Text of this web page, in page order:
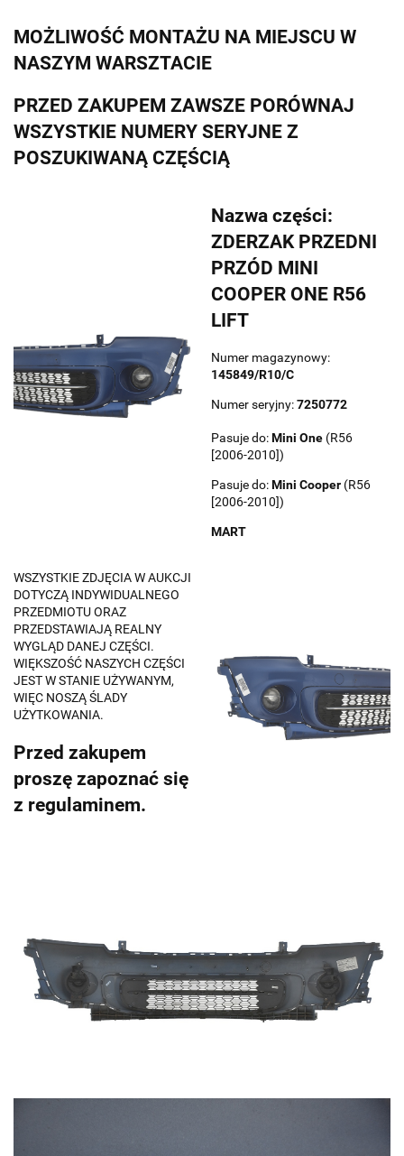
MOŻLIWOŚĆ MONTAŻU NA MIEJSCU W
NASZYM WARSZTACIE
PRZED ZAKUPEM ZAWSZE PORÓWNAJ
WSZYSTKIE NUMERY SERYJNE Z
POSZUKIWANĄ CZĘŚCIĄ
Nazwa części:
ZDERZAK PRZEDNI
PRZÓD MINI
COOPER ONE R56
LIFT
Numer magazynowy:
145849/R10/C
Numer seryjny:7250772
Pasuje do:Mini One (R56
[2006-2010])
Pasuje do:Mini Cooper (R56
[2006-2010])
MART
WSZYSTKIE ZDJĘCIA W AUKCJI
DOTYCZĄ INDYWIDUALNEGO
PRZEDMIOTU ORAZ
PRZEDSTAWIAJĄ REALNY
WYGLĄD DANEJ CZĘŚCI.
WIĘKSZOŚĆ NASZYCH CZĘŚCI
JEST W STANIE UŻYWANYM,
WIĘC NOSZĄ ŚLADY
UŻYTKOWANIA.
Przed zakupem
proszę zapoznać się
z regulaminem.